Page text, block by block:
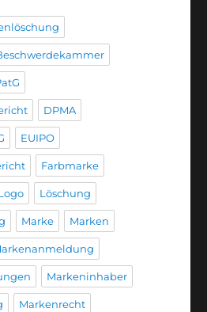
DPMA
EUIPO
Farbmarke
Löschung
Marke Marken
Markeninhaber
Markenrecht